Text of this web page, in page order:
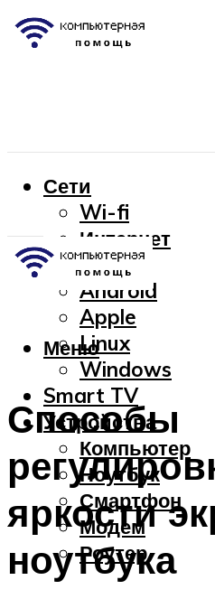
Сети
Wi-fi
Интернет
OC
Android
Apple
Linux
Windows
Smart TV
Устройства
Компьютер
Ноутбук
Смартфон
Модем
Роутер
Меню
Способы
яркости
ноутбука